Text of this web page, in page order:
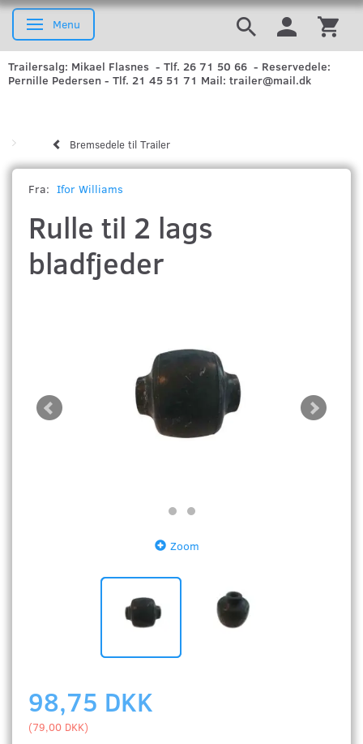
Skifte navigation
Menu
Trailersalg: Mikael Flasnes - Tlf. 26 71 50 66 - Reservedele:
Pernille Pedersen - Tlf. 21 45 51 71 Mail: trailer@mail.dk
Bremsedele til Trailer
Fra: Ifor Williams
Rulle til 2 lags
bladfjeder
Zoom
98,75 DKK
(79,00 DKK)